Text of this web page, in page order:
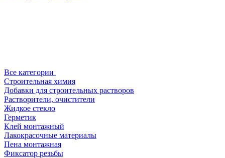
Все категории
Строительная химия
Добавки для строительных растворов
Растворители, очистители
Жидкое стекло
Герметик
Клей монтажный
Лакокрасочные материалы
Пена монтажная
Фиксатор резьбы